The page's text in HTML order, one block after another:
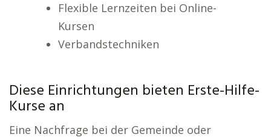
Flexible Lernzeiten bei Online-
Kursen
Verbandstechniken
Diese Einrichtungen bieten Erste-Hilfe-
Kurse an
Eine Nachfrage bei der Gemeinde oder